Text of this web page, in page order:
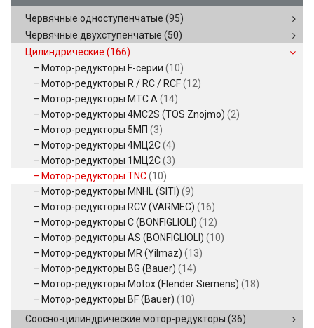
Червячные одноступенчатые (95)
Червячные двухступенчатые (50)
Цилиндрические (166)
Мотор-редукторы F-серии (10)
Мотор-редукторы R / RC / RCF(12)
Мотор-редукторы MTC A (14)
Мотор-редукторы 4MC2S (TOS Znojmo) (2)
Мотор-редукторы 5МП (3)
Мотор-редукторы 4МЦ2С(4)
Мотор-редукторы 1МЦ2С(3)
Мотор-редукторы TNC(10)
Мотор-редукторы MNHL (SITI) (9)
Мотор-редукторы RCV (VARMEC) (16)
Мотор-редукторы C (BONFIGLIOLI) (12)
Мотор-редукторы AS (BONFIGLIOLI) (10)
Мотор-редукторы MR (Yilmaz) (13)
Мотор-редукторы BG (Bauer) (14)
Мотор-редукторы Motox (Flender Siemens) (18)
Мотор-редукторы BF (Bauer) (10)
Соосно-цилиндрические мотор-редукторы (36)